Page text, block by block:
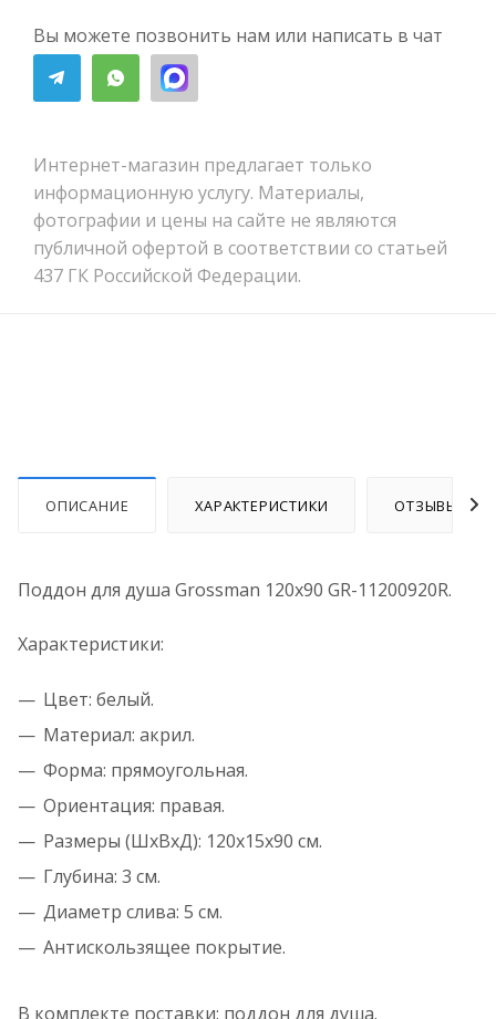
Вы можете позвонить нам или написать в чат
Интернет-магазин предлагает только
информационную услугу. Материалы,
фотографии и цены на сайте не являются
публичной офертой в соответствии со статьей
437 ГК Российской Федерации.
ОПИСАНИЕ ХАРАКТЕРИСТИКИ ОТЗЫВЫ
Поддон для душа Grossman 120х90 GR-11200920R.
Характеристики:
Цвет: белый.
Материал: акрил.
Форма: прямоугольная.
Ориентация: правая.
Размеры (ШхВхД): 120x15x90 см.
Глубина: 3 см.
Диаметр слива: 5 см.
Антискользящее покрытие.
В комплекте поставки: поддон для душа.